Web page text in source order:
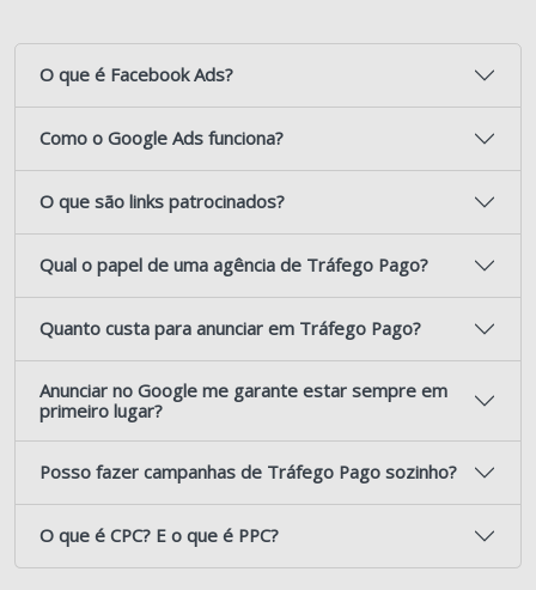
O que é Facebook Ads?
Como o Google Ads funciona?
O que são links patrocinados?
Qual o papel de uma agência de Tráfego Pago?
Quanto custa para anunciar em Tráfego Pago?
Anunciar no Google me garante estar sempre em
primeiro lugar?
Posso fazer campanhas de Tráfego Pago sozinho?
O que é CPC? E o que é PPC?